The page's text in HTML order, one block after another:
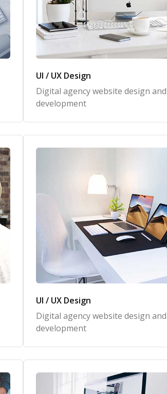
UI / UX Design
Digital agency website design and
development
UI / UX Design
Digital agency website design and
development